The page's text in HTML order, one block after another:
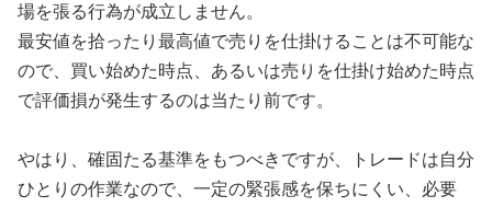
場を張る行為が成立しません。
最安値を拾ったり最高値で売りを仕掛けることは不可能な
ので、買い始めた時点、あるいは売りを仕掛け始めた時点
で評価損が発生するのは当たり前です。
やはり、確固たる基準をもつべきですが、トレードは自分
ひとりの作業なので、一定の緊張感を保ちにくい、必要